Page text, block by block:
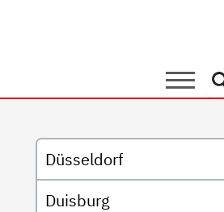
Untermenü
Düsseldorf
Duisburg